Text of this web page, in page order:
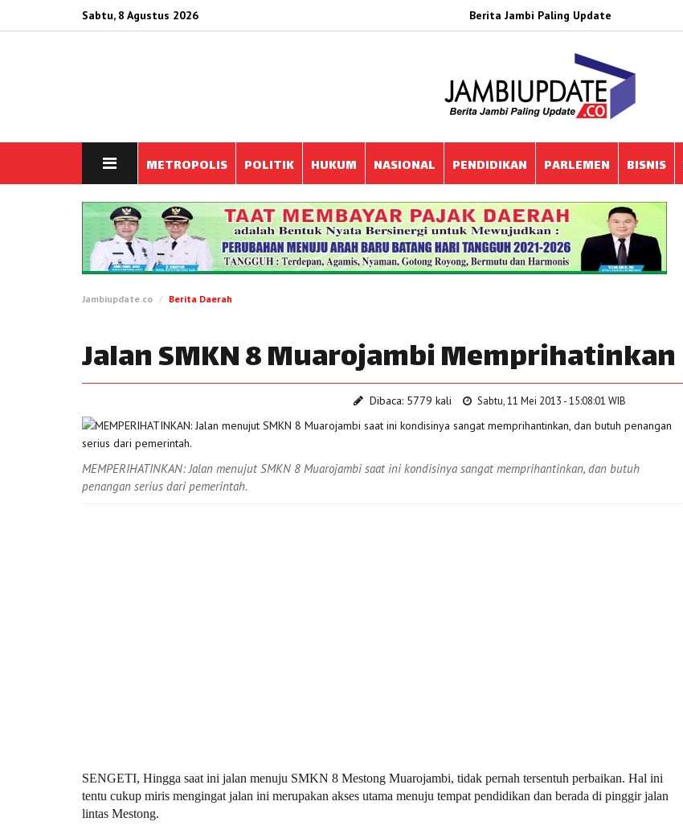
Sabtu, 8 Agustus 2026 Berita Jambi Paling Update
METROPOLIS POLITIK HUKUM NASIONAL PENDIDIKAN PARLEMEN BISNIS
Jambiupdate.co Berita Daerah
Jalan SMKN 8 Muarojambi Memprihatinkan
Dibaca: 5779 kali Sabtu, 11 Mei 2013 - 15:08:01 WIB
MEMPERIHATINKAN: Jalan menujut SMKN 8 Muarojambi saat ini kondisinya sangat memprihantinkan, dan butuh
penangan serius dari pemerintah.
SENGETI, Hingga saat ini jalan menuju SMKN 8 Mestong Muarojambi, tidak pernah tersentuh perbaikan. Hal ini
tentu cukup miris mengingat jalan ini merupakan akses utama menuju tempat pendidikan dan berada di pinggir jalan
lintas Mestong.